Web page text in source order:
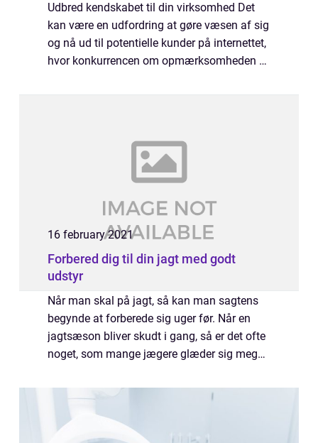
Udbred kendskabet til din virksomhed Det
kan være en udfordring at gøre væsen af sig
og nå ud til potentielle kunder på internettet,
hvor konkurrencen om opmærksomheden er
tekster af forskellig art om netop ...
16 february 2021
Forbered dig til din jagt med godt
udstyr
Når man skal på jagt, så kan man sagtens
begynde at forberede sig uger før. Når en
jagtsæson bliver skudt i gang, så er det ofte
noget, som mange jægere glæder sig meget
dobbelttjekke, om alt jagtudstyret...